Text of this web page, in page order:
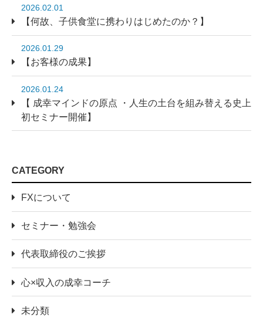
2026.02.01
【何故、子供食堂に携わりはじめたのか？】
2026.01.29
【お客様の成果】
2026.01.24
【 成幸マインドの原点 ・人生の土台を組み替える史上
初セミナー開催】
CATEGORY
FXについて
セミナー・勉強会
代表取締役のご挨拶
心×収入の成幸コーチ
未分類